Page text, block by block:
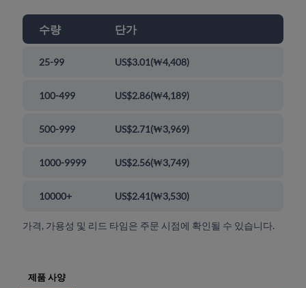
수량 단가
25-99 US$3.01(₩4,408)
100-499 US$2.86(₩4,189)
500-999 US$2.71(₩3,969)
1000-9999 US$2.56(₩3,749)
10000+ US$2.41(₩3,530)
가격, 가용성 및 리드 타임은 주문 시점에 확인될 수 있습니다.
제품 사양